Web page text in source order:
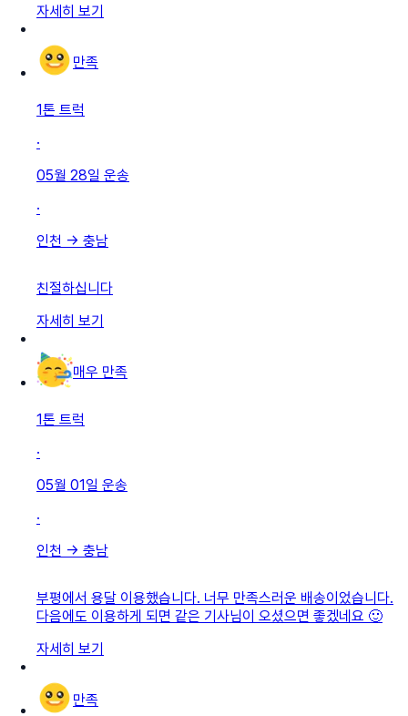
자세히 보기
만족
1톤 트럭
·
05월 28일 운송
·
인천 → 충남
친절하십니다
자세히 보기
매우 만족
1톤 트럭
·
05월 01일 운송
·
인천 → 충남
부평에서 용달 이용했습니다. 너무 만족스러운 배송이었습니다.
다음에도 이용하게 되면 같은 기사님이 오셨으면 좋겠네요 🙂
자세히 보기
만족